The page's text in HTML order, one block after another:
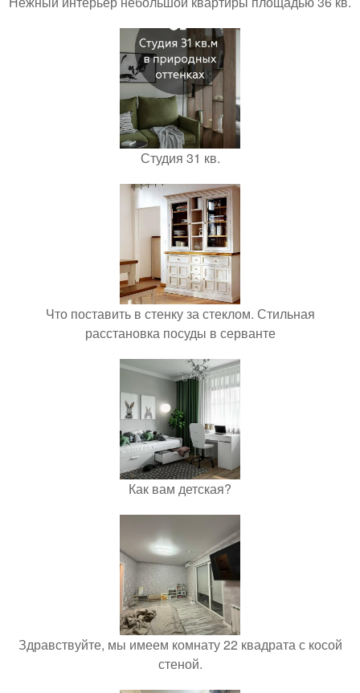
Студия 31 кв.
Что поставить в стенку за стеклом. Стильная
расстановка посуды в серванте
Как вам детская?
Здравствуйте, мы имеем комнату 22 квадрата с косой
стеной.